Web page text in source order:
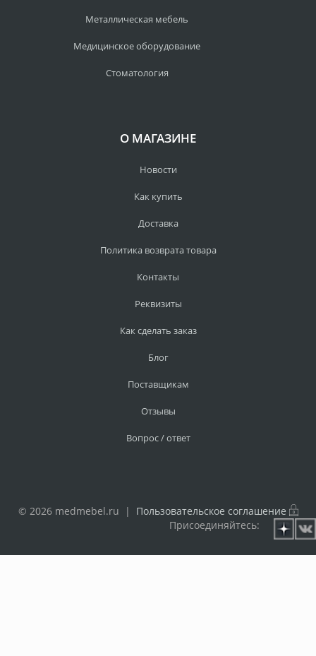
Металлическая мебель
Медицинское оборудование
Стоматология
О МАГАЗИНЕ
Новости
Как купить
Доставка
Политика возврата товара
Контакты
Реквизиты
Как сделать заказ
Блог
Поставщикам
Отзывы
Вопрос / ответ
© 2026 medmebel.ru | Пользовательское соглашение
Присоединяйтесь: